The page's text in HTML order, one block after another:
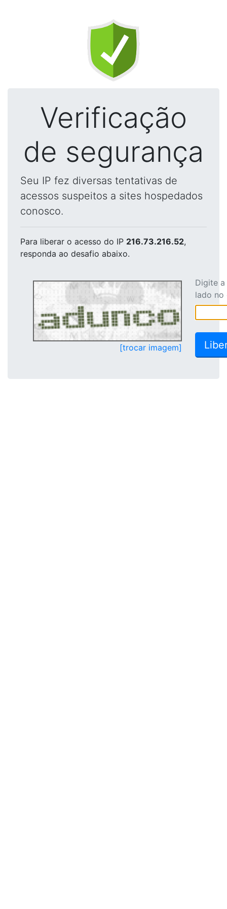
Verificação
de segurança
Seu IP fez diversas tentativas de
acessos suspeitos a sites hospedados
conosco.
Para liberar o acesso do IP 216.73.216.52,
responda ao desafio abaixo.
[trocar imagem]
Digite
lado no